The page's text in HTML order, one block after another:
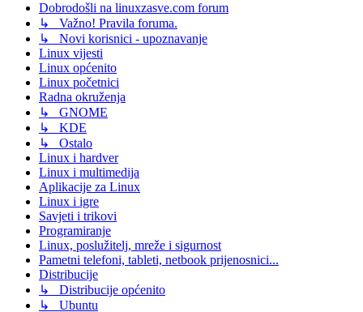
Dobrodošli na linuxzasve.com forum
↳ Važno! Pravila foruma.
↳ Novi korisnici - upoznavanje
Linux vijesti
Linux općenito
Linux početnici
Radna okruženja
↳ GNOME
↳ KDE
↳ Ostalo
Linux i hardver
Linux i multimedija
Aplikacije za Linux
Linux i igre
Savjeti i trikovi
Programiranje
Linux, poslužitelj, mreže i sigurnost
Pametni telefoni, tableti, netbook prijenosnici...
Distribucije
↳ Distribucije općenito
↳ Ubuntu